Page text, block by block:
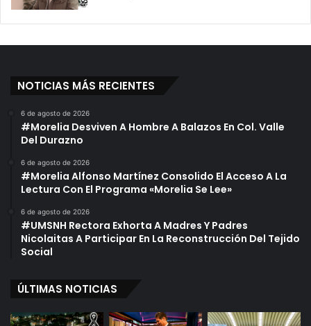
NOTICIAS MÁS RECIENTES
6 de agosto de 2026
#Morelia Desviven A Hombre A Balazos En Col. Valle
Del Durazno
6 de agosto de 2026
#Morelia Alfonso Martínez Consolido El Acceso A La
Lectura Con El Programa «Morelia Se Lee»
6 de agosto de 2026
#UMSNH Rectora Exhorta A Madres Y Padres
Nicolaitas A Participar En La Reconstrucción Del Tejido
Social
ÚLTIMAS NOTICIAS